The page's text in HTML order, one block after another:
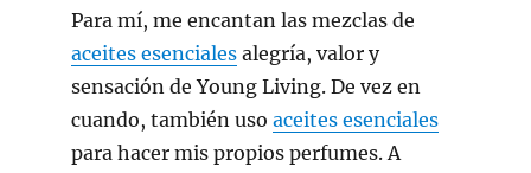
Para mí, me encantan las mezclas de
aceites esenciales alegría, valor y
sensación de Young Living. De vez en
cuando, también uso aceites esenciales
para hacer mis propios perfumes. A